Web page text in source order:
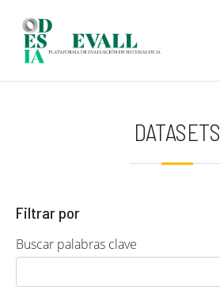
DATASETS
Filtrar por
Buscar palabras clave